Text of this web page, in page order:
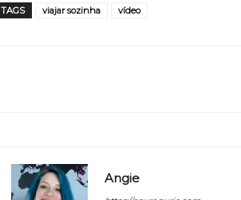
TAGS viajar sozinha vídeo
Angie